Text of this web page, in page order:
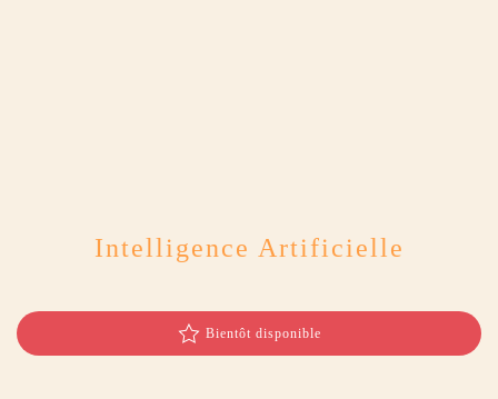
Intelligence Artificielle
Bientôt disponible